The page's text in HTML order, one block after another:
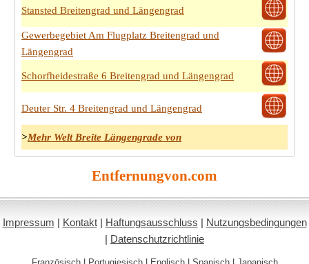
Stansted Breitengrad und Längengrad
Gewerbegebiet Am Flugplatz Breitengrad und
Längengrad
Schorfheidestraße 6 Breitengrad und Längengrad
Deuter Str. 4 Breitengrad und Längengrad
>Mehr Welt Breite Längengrade von
Entfernungvon.com
Impressum | Kontakt| Haftungsausschluss | Nutzungsbedingungen
| Datenschutzrichtlinie